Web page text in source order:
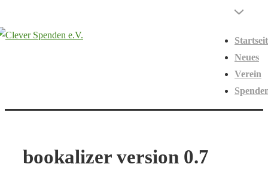
Zum
Menü
Neues
Verein
bookalizer version 0.7